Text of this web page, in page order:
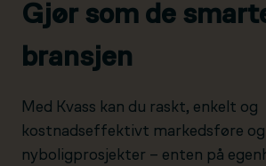
Gjør som de
bransjen
Med Kvass kan du raskt, enkelt og
kostnadseffektivt markedsføre og
nyboligprosjekter – enten på